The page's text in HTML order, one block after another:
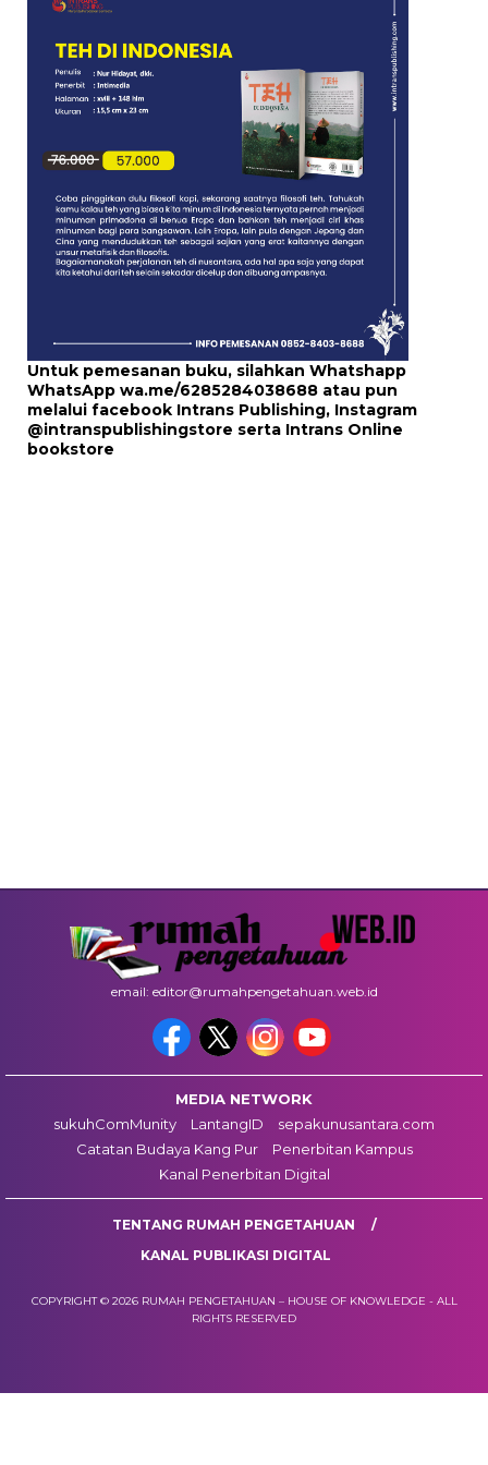
Untuk pemesanan buku, silahkan Whatshapp
WhatsApp wa.me/6285284038688 atau pun
melalui facebook Intrans Publishing, Instagram
@intranspublishingstore serta Intrans Online
bookstore
email: editor@rumahpengetahuan.web.id
MEDIA NETWORK
sukuhComMunity
LantangID
sepakunusantara.com
Catatan Budaya Kang Pur
Penerbitan Kampus
Kanal Penerbitan Digital
TENTANG RUMAH PENGETAHUAN
KANAL PUBLIKASI DIGITAL
COPYRIGHT © 2026 RUMAH PENGETAHUAN – HOUSE OF KNOWLEDGE - ALL
RIGHTS RESERVED